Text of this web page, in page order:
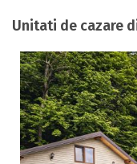
Unitati de cazare